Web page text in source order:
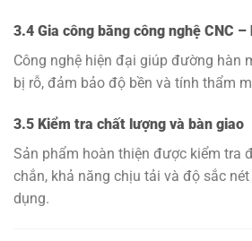
3.4 Gia công bằng công nghệ CNC –
Công nghệ hiện đại giúp đường hàn
bị rỗ, đảm bảo độ bền và tính thẩm
3.5 Kiểm tra chất lượng và bàn giao
Sản phẩm hoàn thiện được kiểm tra
chắn, khả năng chịu tải và độ sắc
dụng.